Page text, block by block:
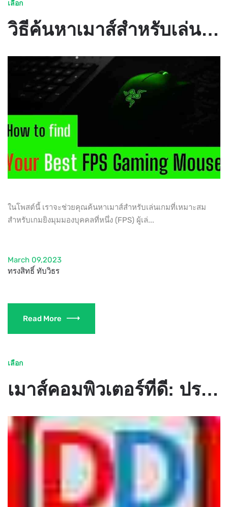
เลือก
วิธีค้นหาเมาส์สำหรับเล่นเกม FPS ที่ดีที่สุดของคุณ (คู่มือการตัดสินใจ 11 ปัจจัย)
ในโพสต์นี้ เราจะช่วยคุณค้นหาเมาส์สำหรับเล่นเกมที่เหมาะสม
สำหรับเกมยิงมุมมองบุคคลที่หนึ่ง (FPS) ผู้เล่...
March 09,2023
ทรงสิทธิ์ ทับวิธร
Read More
เลือก
เมาส์คอมพิวเตอร์ที่ดี: ประเภทคำอธิบายคะแนน วิธีการเลือกเมาส์คอมพิวเตอร์